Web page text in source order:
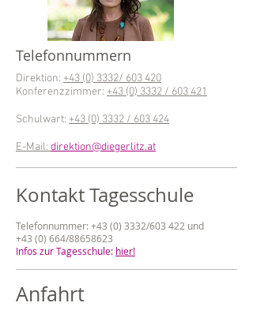
Telefonnummern
Direktion: +43 (0) 3332/ 603 420
Konferenzzimmer: +43 (0) 3332 / 603 421
Schulwart: +43 (0) 3332 / 603 424
E-Mail: direktion@diegerlitz.at
Kontakt Tagesschule
Telefonnummer: +43 (0) 3332/603 422 und
+43 (0) 664/88658623
Infos zur Tagesschule: hier!
Anfahrt